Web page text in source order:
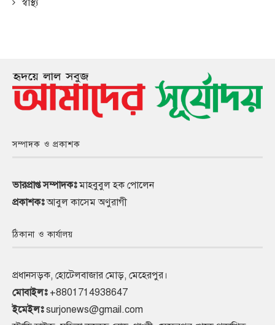
স্বাস্থ্য
সম্পাদক ও প্রকাশক
ভারপ্রাপ্ত সম্পাদকঃমাহবুবুল হক পোলেন
প্রকাশকঃআবুল কাসেম অণুরাগী
ঠিকানা ও কার্যালয়
প্রধানসড়ক, হোটেলবাজার মোড়, মেহেরপুর।
মোবাইলঃ +8801714938647
ইমেইলঃ surjonews@gmail.com